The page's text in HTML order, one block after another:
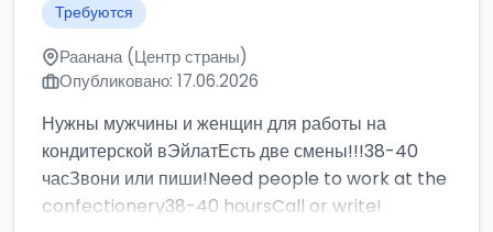
Требуются
Раанана (Центр страны)
Опубликовано: 17.06.2026
Нужны мужчины и женщин для работы на
кондитерской вЭйлатЕсть две смены!!!38-40
часЗвони или пиши!Need people to work at the
confectionery38-40 hoursCall or write!